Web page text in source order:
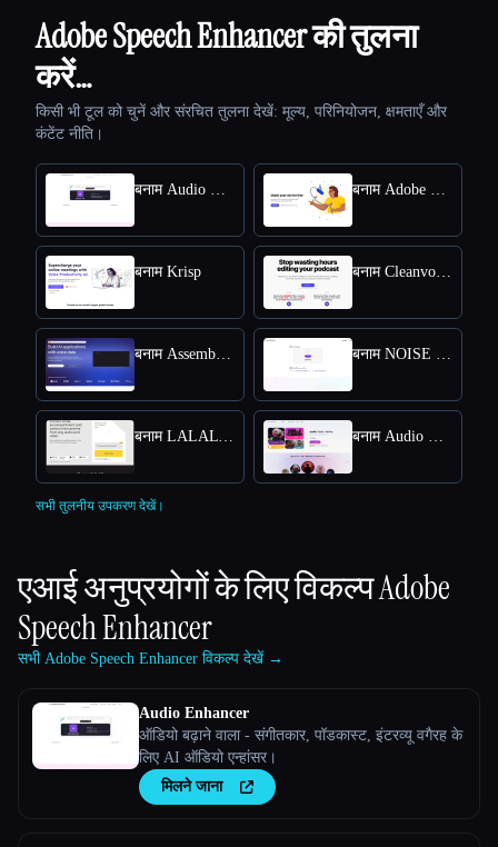
Adobe Speech Enhancer की तुलना
करें…
किसी भी टूल को चुनें और संरचित तुलना देखें: मूल्य, परिनियोजन, क्षमताएँ और
कंटेंट नीति।
बनाम Krisp
सभी तुलनीय उपकरण देखें।
एआई अनुप्रयोगों के लिए विकल्पAdobe
Speech Enhancer
सभी Adobe Speech Enhancer विकल्प देखें →
Audio Enhancer
ऑडियो बढ़ाने वाला - संगीतकार, पॉडकास्ट, इंटरव्यू वगैरह के
लिए AI ऑडियो एन्हांसर।
मिलने जाना